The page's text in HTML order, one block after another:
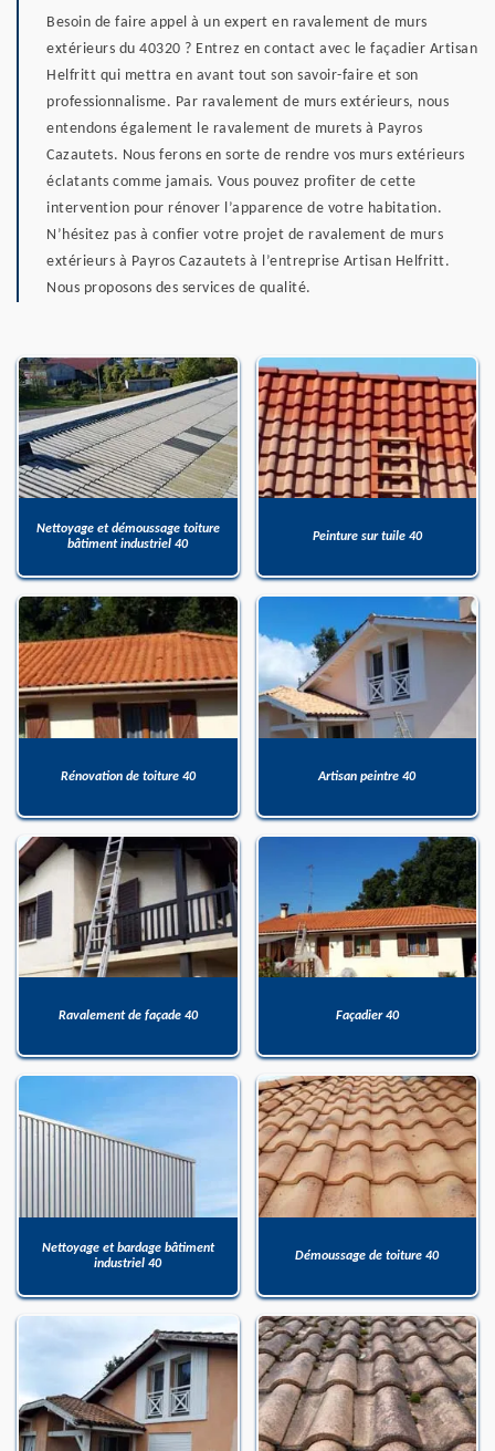
Besoin de faire appel à un expert en ravalement de murs
extérieurs du 40320 ? Entrez en contact avec le façadier Artisan
Helfritt qui mettra en avant tout son savoir-faire et son
professionnalisme. Par ravalement de murs extérieurs, nous
entendons également le ravalement de murets à Payros
Cazautets. Nous ferons en sorte de rendre vos murs extérieurs
éclatants comme jamais. Vous pouvez profiter de cette
intervention pour rénover l’apparence de votre habitation.
N’hésitez pas à confier votre projet de ravalement de murs
extérieurs à Payros Cazautets à l’entreprise Artisan Helfritt.
Nous proposons des services de qualité.
Nettoyage et démoussage toiture
bâtiment industriel 40
Peinture sur tuile 40
Rénovation de toiture 40 Artisan peintre 40
Ravalement de façade 40 Façadier 40
Nettoyage et bardage bâtiment
industriel 40
Démoussage de toiture 40